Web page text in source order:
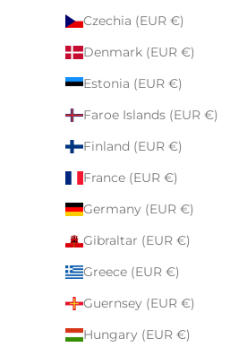
Czechia (EUR €)
Denmark (EUR €)
Estonia (EUR €)
Faroe Islands (EUR €)
Finland (EUR €)
France (EUR €)
Germany (EUR €)
Gibraltar (EUR €)
Greece (EUR €)
Guernsey (EUR €)
Hungary (EUR €)